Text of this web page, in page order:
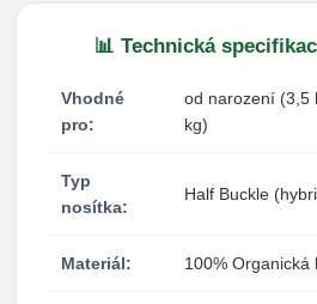
📊 Technická
Vhodné
pro:
od narození (3,5
kg)
Typ
nosítka:
Half Buckle
Materiál: 100% Organická